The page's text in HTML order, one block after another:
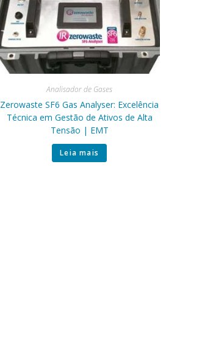
Analisador de Gases
Zerowaste SF6 Gas Analyser: Excelência
Técnica em Gestão de Ativos de Alta
Tensão | EMT
Leia mais